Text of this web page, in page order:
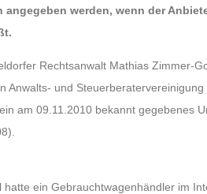
angegeben werden, wenn der
Rechtsanwalt Mathias Zimmer-
Anwalts- und
am 09.11.2010 bekannt gegebenes
ein Gebrauchtwagenhändler im